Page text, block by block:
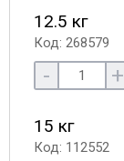
12.5 кг
Код: 268579
- +
15 кг
Код: 112552